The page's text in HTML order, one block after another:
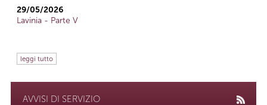
29/05/2026
Lavinia - Parte V
leggi tutto
AVVISI DI SERVIZIO